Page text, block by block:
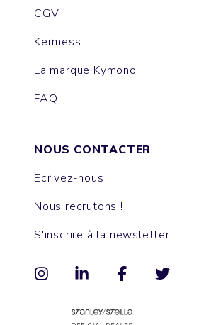
CGV
Kermess
La marque Kymono
FAQ
NOUS CONTACTER
Ecrivez-nous
Nous recrutons !
S'inscrire à la newsletter